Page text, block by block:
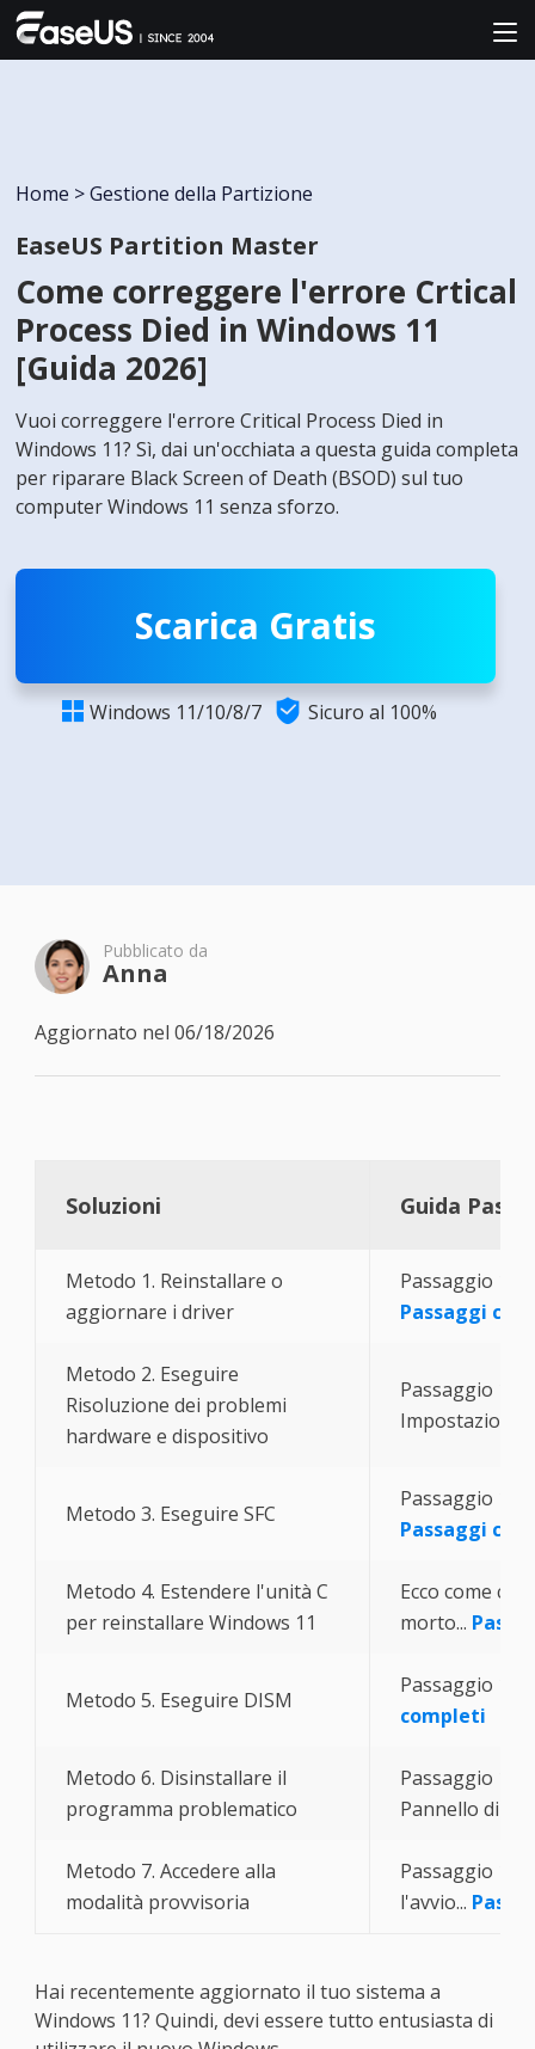
Home > Gestione della Partizione
EaseUS Partition Master
Come correggere l'errore Crtical
Process Died in Windows 11
[Guida 2026]
Vuoi correggere l'errore Critical Process Died in
Windows 11? Sì, dai un'occhiata a questa guida completa
per riparare Black Screen of Death (BSOD) sul tuo
computer Windows 11 senza sforzo.
Scarica Gratis
 Windows 11/10/8/7  Sicuro al 100%
Pubblicato da
Anna
Aggiornato nel 06/18/2026
Soluzioni Guida
Metodo 1. Reinstallare o
aggiornare i driver
Passaggio 1.
Passaggi
Metodo 2. Eseguire
Risoluzione dei problemi
hardware e dispositivo
Passaggio 1.
Impostazioni....
Metodo 3. Eseguire SFC
Passaggio 1.
Passaggi
Metodo 4. Estendere l'unità C
per reinstallare Windows 11
Ecco come
morto...
Metodo 5. Eseguire DISM
Passaggio 1.
completi
Metodo 6. Disinstallare il
programma problematico
Passaggio 1.
Pannello di
Metodo 7. Accedere alla
modalità provvisoria
Passaggio 1.
l'avvio...
Hai recentemente aggiornato il tuo sistema a
Windows 11? Quindi, devi essere tutto entusiasta di